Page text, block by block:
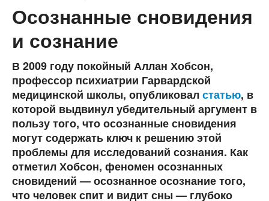
Осознанные сновидения
и сознание
В 2009 году покойный Аллан Хобсон,
профессор психиатрии Гарвардской
медицинской школы, опубликовалстатью, в
которой выдвинул убедительный аргумент в
пользу того, что осознанные сновидения
могут содержать ключ к решению этой
проблемы для исследований сознания. Как
отметил Хобсон, феномен осознанных
сновидений — осознанное осознание того,
что человек спит и видит сны — глубоко